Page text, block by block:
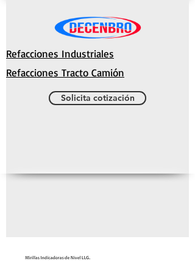
Refacciones Industriales
Refacciones Tracto Camión
Solicita cotización